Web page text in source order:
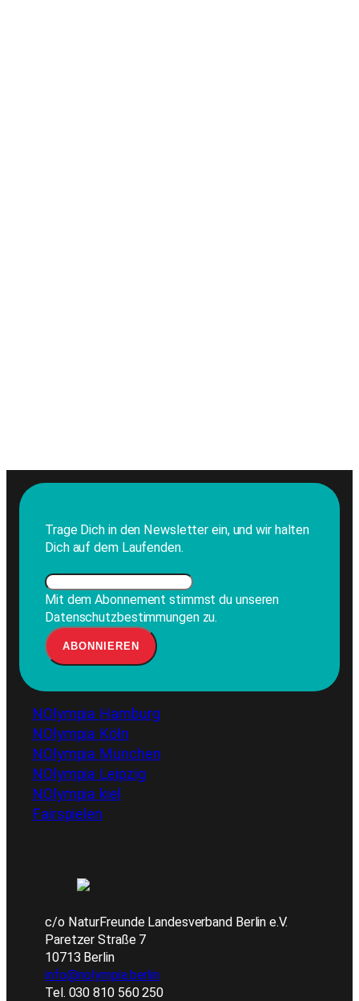
Trage Dich in den Newsletter ein, und wir halten
Dich auf dem Laufenden.
Mit dem Abonnement stimmst du unseren
Datenschutzbestimmungen zu.
NOlympia Hamburg
NOlympia Köln
NOlympia München
NOlympia Leipzig
NOlympia kiel
Fairspielen
c/o NaturFreunde Landesverband Berlin e.V.
Paretzer Straße 7
10713 Berlin
info@nolympia.berlin
Tel. 030 810 560 250